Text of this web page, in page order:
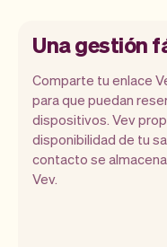
Una gestión
Comparte tu enlace
para que puedan
dispositivos. Vev
disponibilidad de tu
contacto se
Vev.
encargará del